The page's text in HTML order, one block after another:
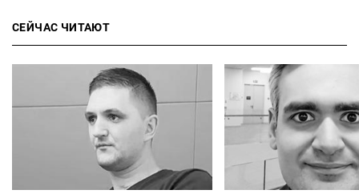
СЕЙЧАС ЧИТАЮТ